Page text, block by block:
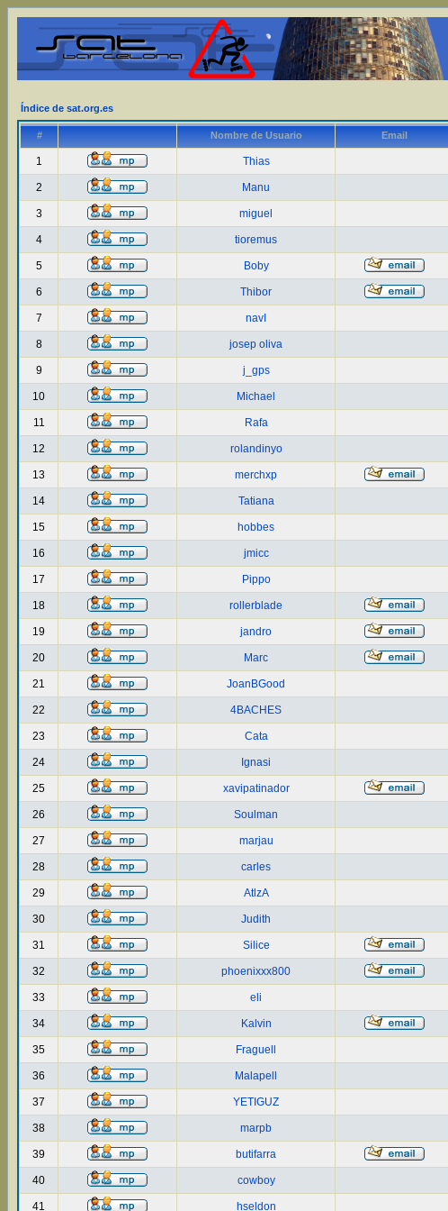
Índice de sat.org.es
# Nombre de Usuario Email
1 Thias
2 Manu
3 miguel
4 tioremus
5 Boby
6 Thibor
7 navI
8 josep oliva
9 j_gps
10 Michael
11 Rafa
12 rolandinyo
13 merchxp
14 Tatiana
15 hobbes
16 jmicc
17 Pippo
18 rollerblade
19 jandro
20 Marc
21 JoanBGood
22 4BACHES
23 Cata
24 Ignasi
25 xavipatinador
26 Soulman
27 marjau
28 carles
29 AtlzA
30 Judith
31 Silice
32 phoenixxx800
33 eli
34 Kalvin
35 Fraguell
36 Malapell
37 YETIGUZ
38 marpb
39 butifarra
40 cowboy
41 hseldon